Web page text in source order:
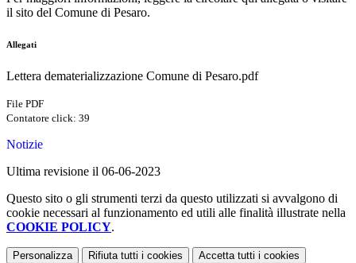
il sito del Comune di Pesaro.
Allegati
Lettera dematerializzazione Comune di Pesaro.pdf
File PDF
Contatore click: 39
Notizie
Ultima revisione il 06-06-2023
Questo sito o gli strumenti terzi da questo utilizzati si avvalgono di
cookie necessari al funzionamento ed utili alle finalità illustrate nella
COOKIE POLICY.
Personalizza Rifiuta tutti i cookies Accetta tutti i cookies